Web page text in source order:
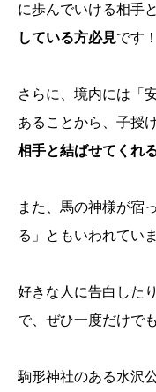
に歩んでいける相手
している方必見です！
さらに、境内には「
あることから、子授
相手と結ばせてくれ
また、馬の神様が宿
る」ともいわれていま
好きな人に告白したり
で、ぜひ一度だけで
駒形神社のある水沢